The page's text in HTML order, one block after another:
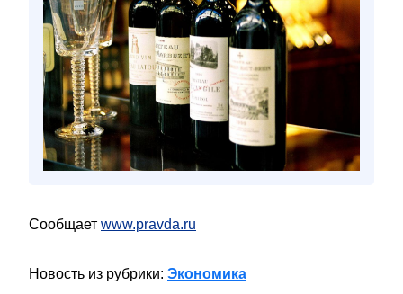
Сообщает www.pravda.ru
Новость из рубрики: Экономика